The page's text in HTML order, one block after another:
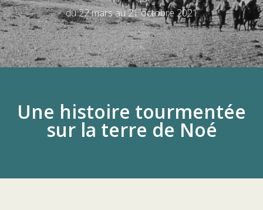
du 22 mars au 21 octobre 2021
Une histoire tourmentée
sur la terre de Noé